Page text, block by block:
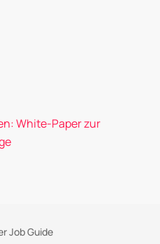
White-Paper zur
Job Guide